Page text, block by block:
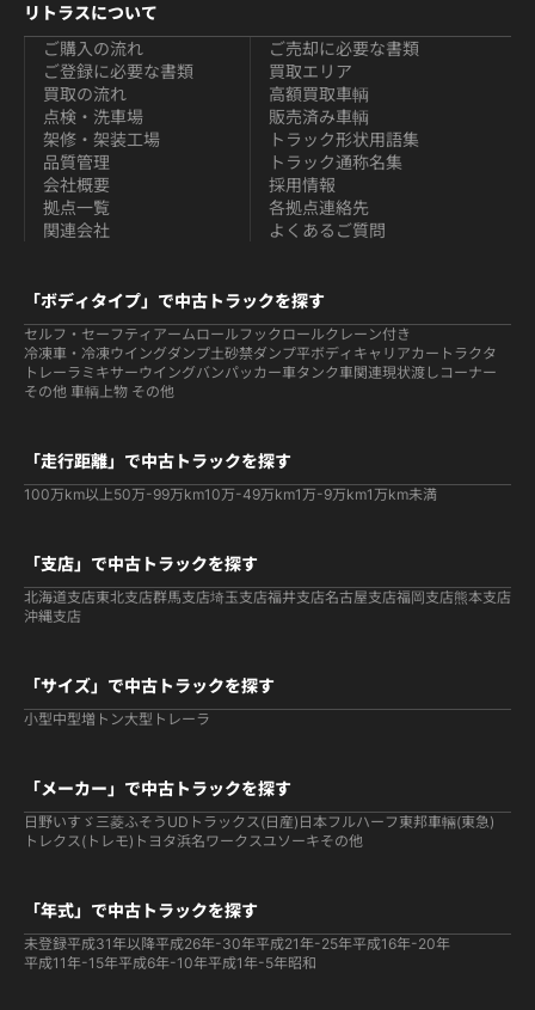
リトラスについて
ご購入の流れ
ご登録に必要な書類
買取の流れ
ご売却に必要な書類
買取エリア
高額買取車輌
点検・洗車場
架修・架装工場
品質管理
販売済み車輌
トラック形状用語集
トラック通称名集
会社概要
拠点一覧
関連会社
採用情報
各拠点連絡先
よくあるご質問
「ボディタイプ」で中古トラックを探す
セルフ・セーフティ アームロールフックロールクレーン付き
冷凍車・冷凍ウイングダンプ土砂禁ダンプ平ボディ キャリアカー トラクタ
トレーラ ミキサーウイングバンパッカー車タンク車関連現状渡しコーナー
その他 車輌 上物 その他
「走行距離」で中古トラックを探す
100万km以上50万-99万km10万-49万km1万-9万km1万km未満
「支店」で中古トラックを探す
北海道支店東北支店群馬支店埼玉支店福井支店名古屋支店福岡支店熊本支店
沖縄支店
「サイズ」で中古トラックを探す
小型中型増トン大型 トレーラ
「メーカー」で中古トラックを探す
日野いすゞ 三菱ふそう UDトラックス(日産) 日本フルハーフ 東邦車輛(東急)
トレクス(トレモ) トヨタ浜名ワークス ユソーキその他
「年式」で中古トラックを探す
未登録平成31年以降平成26年-30年平成21年-25年平成16年-20年
平成11年-15年平成6年-10年平成1年-5年昭和